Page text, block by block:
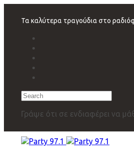
navigation
Τα καλύτερα τραγούδια στο
Search
Γράψε ότι σε ενδιαφέρει να